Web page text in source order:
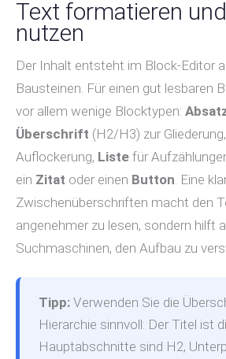
Text formatieren
nutzen
Der Inhalt entsteht im Block-Editor
Bausteinen. Für einen gut lesbaren
vor allem wenige Blocktypen:
Überschrift (H2/H3) zur Gliederung,
Auflockerung, Liste für
ein Zitat oder einen Button . Eine
Zwischenüberschriften macht den
angenehmer zu lesen, sondern hilft
Suchmaschinen, den Aufbau zu
Tipp: Verwenden Sie die
Hierarchie sinnvoll: Der Titel ist
Hauptabschnitte sind H2,